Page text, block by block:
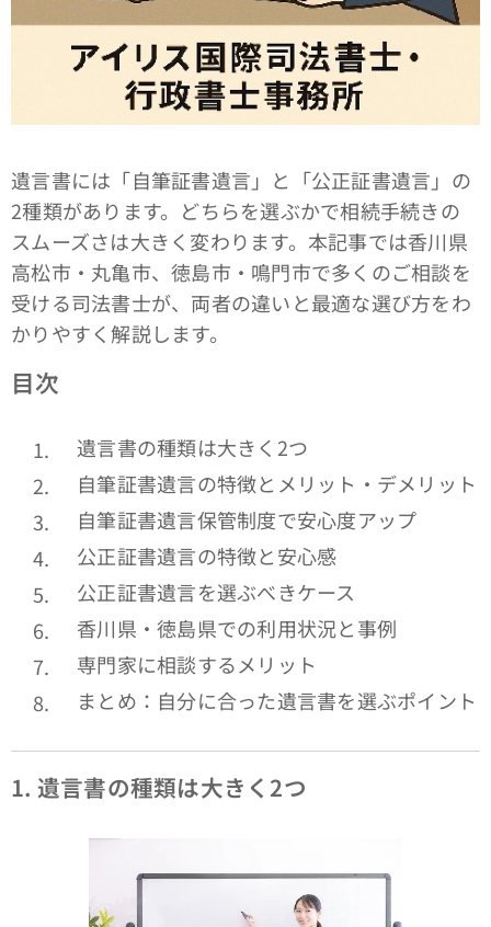
遺言書には「自筆証書遺言」と「公正証書遺言」の
2種類があります。どちらを選ぶかで相続手続きの
スムーズさは大きく変わります。本記事では香川県
高松市・丸亀市、徳島市・鳴門市で多くのご相談を
受ける司法書士が、両者の違いと最適な選び方をわ
かりやすく解説します。
目次
遺言書の種類は大きく2つ
自筆証書遺言の特徴とメリット・デメリット
自筆証書遺言保管制度で安心度アップ
公正証書遺言の特徴と安心感
公正証書遺言を選ぶべきケース
香川県・徳島県での利用状況と事例
専門家に相談するメリット
まとめ：自分に合った遺言書を選ぶポイント
1. 遺言書の種類は大きく2つ